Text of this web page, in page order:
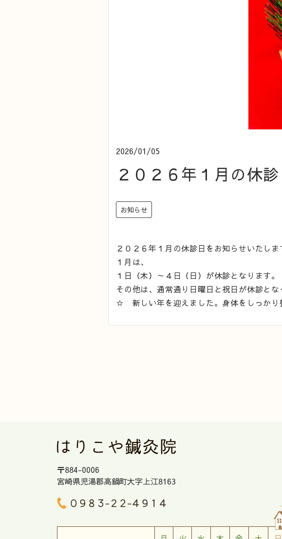
2026/01/05
２０２６年１月の休
お知らせ
２０２６年１月の休診日をお知らせいたしま
１月は、
１日（木）～４日（日）が休診となります。
その他は、通常通り日曜日と祝日が休診とな
☆ 新しい年を迎えました。身体をしっかり
〒884-0006
宮崎県児湯郡高鍋町大字上江8163